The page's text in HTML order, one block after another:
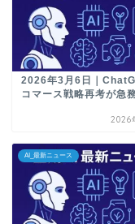
2026年3月6日｜
コマース戦略再考が急
2026
AI_最新ニュース